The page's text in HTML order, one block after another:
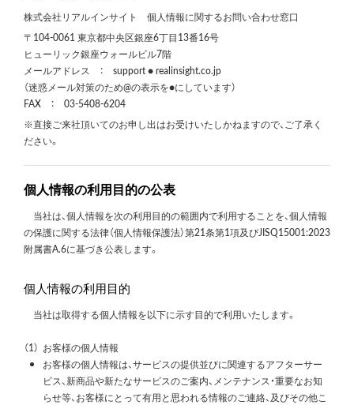
株式会社リアルインサイト 個人情報に関するお問い合わせ窓口
〒104-0061 東京都中央区銀座6丁目13番16号
ヒューリック銀座ウォールビル7階
メールアドレス ： support ● realinsight.co.jp
（迷惑メール対策のため@の表示を●にしています）
FAX ： 03-5408-6204
※直接ご来社頂いてのお申し出はお受けいたしかねますので、ご了承く
ださい。
個人情報の利用目的の公表
当社は、個人情報を次の利用目的の範囲内で利用することを、個人情報
の保護に関する法律（個人情報保護法）第21条第1項及びJISQ15001:2023
附属書A.6に基づき公表します。
個人情報の利用目的
当社は取得する個人情報を以下に示す目的で利用いたします。
（1） お客様の個人情報
お客様の個人情報は、サービスの提供並びに関連するアフターサー
ビス、新商品や新たなサービスのご案内、メンテナンス・重要なお知
らせ等、お客様にとって有用と思われる情報のご連絡、及びその他こ